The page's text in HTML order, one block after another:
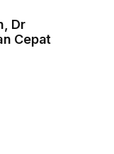
Dr
Cepat